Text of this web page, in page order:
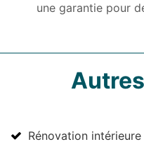
une garantie pour
Rénovation intérieure